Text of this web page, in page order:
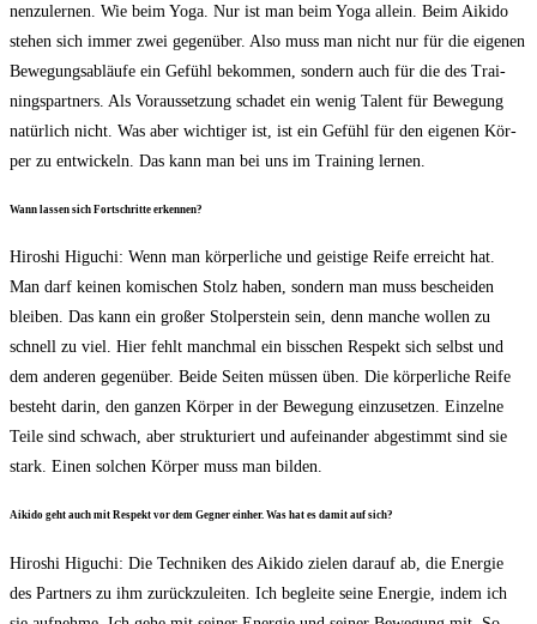
nen­zu­ler­nen. Wie beim Yoga. Nur ist man beim Yoga allein. Beim Aiki­do
ste­hen sich immer zwei gegen­über. Also muss man nicht nur für die eige­nen
Bewe­gungs­ab­läu­fe ein Gefühl bekom­men, son­dern auch für die des Trai­
nings­part­ners. Als Vor­aus­set­zung scha­det ein wenig Talent für Bewe­gung
natür­lich nicht. Was aber wich­ti­ger ist, ist ein Gefühl für den eige­nen Kör­
per zu ent­wi­ckeln. Das kann man bei uns im Trai­ning lernen.
Wann las­sen sich Fort­schrit­te erkennen?
Hiro­shi Higuchi: Wenn man kör­per­li­che und geis­ti­ge Rei­fe erreicht hat.
Man darf kei­nen komi­schen Stolz haben, son­dern man muss beschei­den
blei­ben. Das kann ein gro­ßer Stol­per­stein sein, denn man­che wol­len zu
schnell zu viel. Hier fehlt manch­mal ein biss­chen Respekt sich selbst und
dem ande­ren gegen­über. Bei­de Sei­ten müs­sen üben. Die kör­per­li­che Rei­fe
besteht dar­in, den gan­zen Kör­per in der Bewe­gung ein­zu­set­zen. Ein­zel­ne
Tei­le sind schwach, aber struk­tu­riert und auf­ein­an­der abge­stimmt sind sie
stark. Einen sol­chen Kör­per muss man bilden.
Aiki­do geht auch mit Respekt vor dem Geg­ner ein­her. Was hat es damit auf sich?
Hiro­shi Higuchi: Die Tech­ni­ken des Aiki­do zie­len dar­auf ab, die Ener­gie
des Part­ners zu ihm zurück­zu­lei­ten. Ich beglei­te sei­ne Ener­gie, indem ich